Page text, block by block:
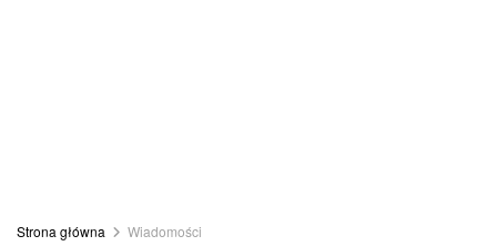
Strona główna Wiadomości